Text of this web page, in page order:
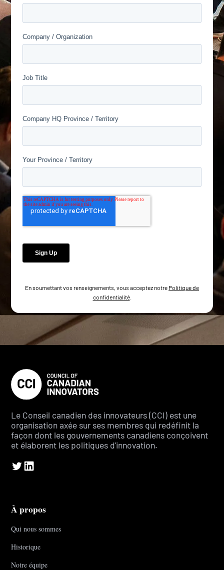
En soumettant vos renseignements, vous acceptez notre Politique de
confidentialité.
Le Conseil canadien des innovateurs (CCI) est une
organisation axée sur ses membres qui redéfinit la
façon dont les gouvernements canadiens conçoivent
et élaborent les politiques d'innovation.
À propos
Qui nous sommes
Historique
Notre équipe